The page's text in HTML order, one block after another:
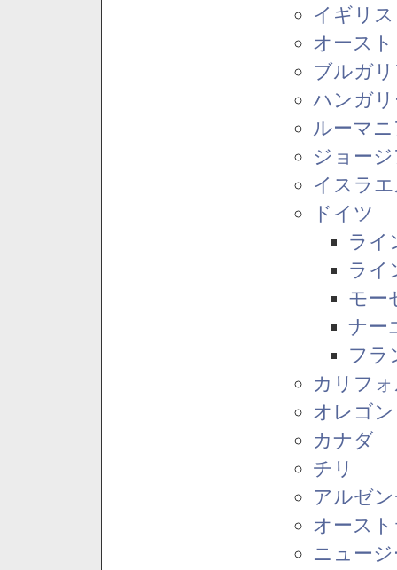
イギリス
オース
ブルガ
ハンガ
ルーマ
ジョー
イスラ
ドイツ
ライ
ライ
モー
ナー
フラ
カリフ
オレゴ
カナダ
チリ
アルゼ
オース
ニュー